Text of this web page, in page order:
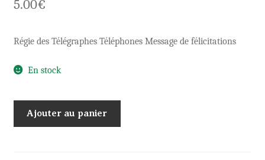
5.00€
Régie des Télégraphes Téléphones Message de félicitations
En stock
Ajouter au panier